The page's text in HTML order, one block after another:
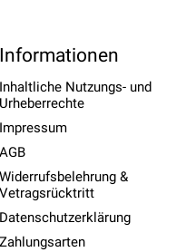
Informationen
Inhaltliche Nutzungs- und
Urheberrechte
Impressum
AGB
Widerrufsbelehrung &
Vetragsrücktritt
Datenschutzerklärung
Zahlungsarten